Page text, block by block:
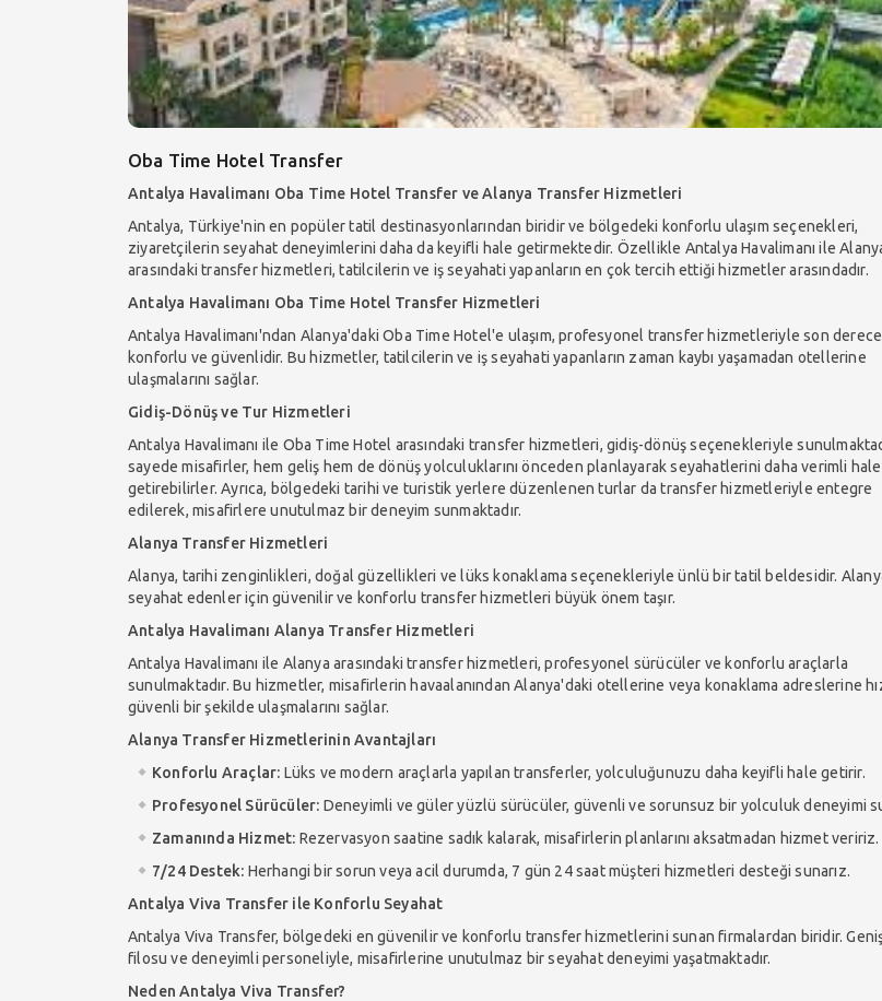
Oba Time Hotel Transfer
Antalya Havalimanı Oba Time Hotel Transfer ve Alanya Transfer Hizmetleri
Antalya, Türkiye'nin en popüler tatil destinasyonlarından biridir ve bölgedeki konforlu ulaşım seçenekleri,
ziyaretçilerin seyahat deneyimlerini daha da keyifli hale getirmektedir. Özellikle Antalya Havalimanı ile
arasındaki transfer hizmetleri, tatilcilerin ve iş seyahati yapanların en çok tercih ettiği hizmetler arasındadır.
Antalya Havalimanı Oba Time Hotel Transfer Hizmetleri
Antalya Havalimanı'ndan Alanya'daki Oba Time Hotel'e ulaşım, profesyonel transfer hizmetleriyle son derece
konforlu ve güvenlidir. Bu hizmetler, tatilcilerin ve iş seyahati yapanların zaman kaybı yaşamadan otellerine
ulaşmalarını sağlar.
Gidiş-Dönüş ve Tur Hizmetleri
Antalya Havalimanı ile Oba Time Hotel arasındaki transfer hizmetleri, gidiş-dönüş seçenekleriyle
sayede misafirler, hem geliş hem de dönüş yolculuklarını önceden planlayarak seyahatlerini daha verimli hale
getirebilirler. Ayrıca, bölgedeki tarihi ve turistik yerlere düzenlenen turlar da transfer hizmetleriyle entegre
edilerek, misafirlere unutulmaz bir deneyim sunmaktadır.
Alanya Transfer Hizmetleri
Alanya, tarihi zenginlikleri, doğal güzellikleri ve lüks konaklama seçenekleriyle ünlü bir tatil beldesidir.
seyahat edenler için güvenilir ve konforlu transfer hizmetleri büyük önem taşır.
Antalya Havalimanı Alanya Transfer Hizmetleri
Antalya Havalimanı ile Alanya arasındaki transfer hizmetleri, profesyonel sürücüler ve konforlu araçlarla
sunulmaktadır. Bu hizmetler, misafirlerin havaalanından Alanya'daki otellerine veya konaklama adreslerine
güvenli bir şekilde ulaşmalarını sağlar.
Alanya Transfer Hizmetlerinin Avantajları
Konforlu Araçlar: Lüks ve modern araçlarla yapılan transferler, yolculuğunuzu daha keyifli hale getirir.
Profesyonel Sürücüler: Deneyimli ve güler yüzlü sürücüler, güvenli ve sorunsuz bir yolculuk deneyimi
Zamanında Hizmet: Rezervasyon saatine sadık kalarak, misafirlerin planlarını aksatmadan hizmet veririz.
7/24 Destek: Herhangi bir sorun veya acil durumda, 7 gün 24 saat müşteri hizmetleri desteği sunarız.
Antalya Viva Transfer ile Konforlu Seyahat
Antalya Viva Transfer, bölgedeki en güvenilir ve konforlu transfer hizmetlerini sunan firmalardan biridir.
filosu ve deneyimli personeliyle, misafirlerine unutulmaz bir seyahat deneyimi yaşatmaktadır.
Neden Antalya Viva Transfer?